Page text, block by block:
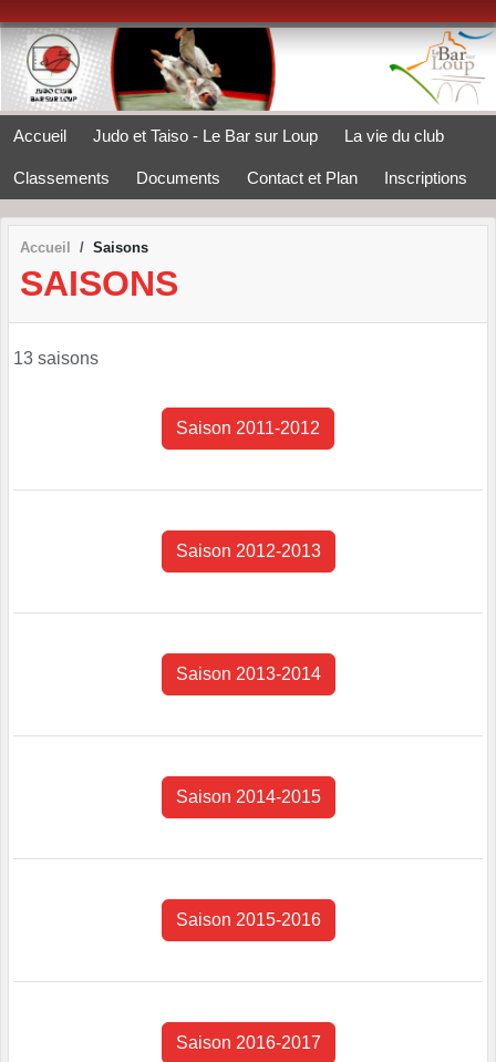
Accueil Judo et Taiso - Le Bar sur Loup La vie du club
Classements Documents Contact et Plan Inscriptions
Accueil Saisons
SAISONS
13 saisons
Saison 2011-2012
Saison 2012-2013
Saison 2013-2014
Saison 2014-2015
Saison 2015-2016
Saison 2016-2017